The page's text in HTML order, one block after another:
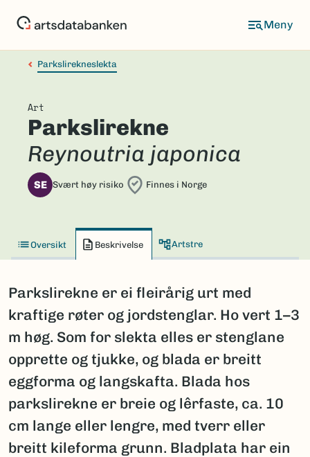
Parkslirekneslekta
Art
Parkslirekne
Reynoutria japonica
SE Svært høy risiko Finnes i Norge
Oversikt Beskrivelse Artstre
Parkslirekne er ei fleirårig urt med
kraftige røter og jordstenglar. Ho vert 1–3
m høg. Som for slekta elles er stenglane
opprette og tjukke, og blada er breitt
eggforma og langskafta. Blada hos
parkslirekne er breie og lêrfaste, ca. 10
cm lange eller lengre, med tverr eller
breitt kileforma grunn. Bladplata har ein